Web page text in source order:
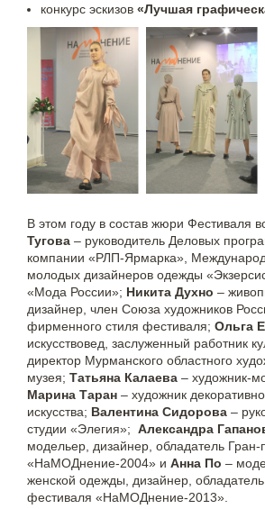
конкурс эскизов «Лучшая
В этом году в состав жюри Фестиваля
Тугова – руководитель Деловых
компании «РЛП-Ярмарка»,
молодых дизайнеров одежды
«Мода России»; Никита Духно –
дизайнер, член Союза художников
фирменного стиля фестиваля; Ольга
искусствовед, заслуженный работник
директор Мурманского областного
музея; Татьяна Калаева – художник-
Марина Таран – художник
искусства; Валентина Сидорова –
студии «Элегия»; Александра
модельер, дизайнер, обладатель
«НаМОДнение-2004» и Анна По –
женской одежды, дизайнер,
фестиваля «НаМОДнение-2013».